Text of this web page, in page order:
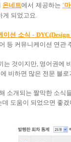
온네트에서 제공하는 '
게 되었고요.
이션 소식 -
등 커뮤니케이션 연관
는 것이지만, 영어권에
비하면 많은 전문 블
소개되는 짤막한 소
도움이 되었으면 좋